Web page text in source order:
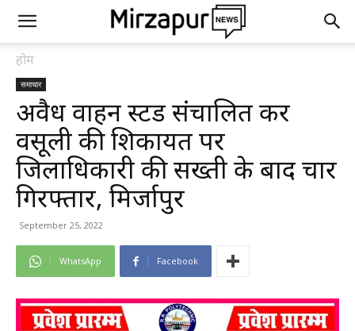
होम
समाचार
अवैध वाहन स्टैंड संचालित कर
वसूली की शिकायत पर
जिलाधिकारी की सख्ती के बाद चार
गिरफ्तार, मिर्जापुर
September 25, 2022
WhatsApp Facebook